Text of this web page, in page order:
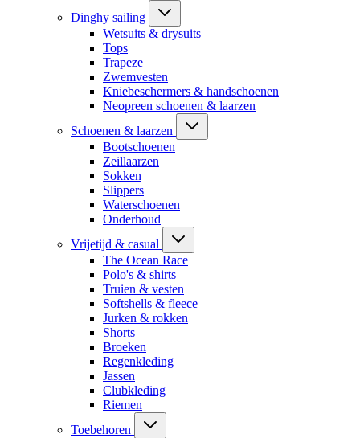
Dinghy sailing
Wetsuits & drysuits
Tops
Trapeze
Zwemvesten
Kniebeschermers & handschoenen
Neopreen schoenen & laarzen
Schoenen & laarzen
Bootschoenen
Zeillaarzen
Sokken
Slippers
Waterschoenen
Onderhoud
Vrijetijd & casual
The Ocean Race
Polo's & shirts
Truien & vesten
Softshells & fleece
Jurken & rokken
Shorts
Broeken
Regenkleding
Jassen
Clubkleding
Riemen
Toebehoren